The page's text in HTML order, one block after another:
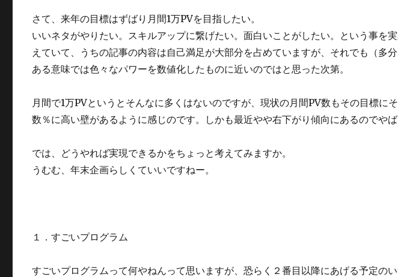
さて、来年の目標はずばり月間1万PVを目指したい。
いいネタがやりたい。スキルアップに繋げたい。面白いことがしたい。という事を
えていて、うちの記事の内容は自己満足が大部分を占めていますが、それでも（多
ある意味では色々なパワーを数値化したものに近いのではと思った次第。
月間で1万PVというとそんなに多くはないのですが、現状の月間PV数もその目標に
数％に高い壁があるように感じのです。しかも最近やや右下がり傾向にあるのでや
では、どうやれば実現できるかをちょっと考えてみますか。
うむむ、年末企画らしくていいですねー。
１．すごいプログラム
すごいプログラムって何やねんって思いますが、恐らく２番目以降にあげる予定の